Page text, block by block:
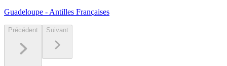
Guadeloupe - Antilles Françaises
Précédent Suivant